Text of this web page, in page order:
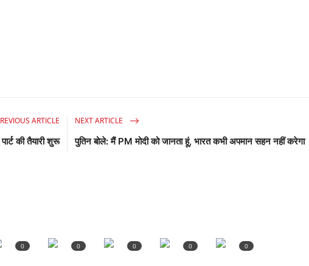
ARTICLE
की तैयारी शुरू
NEXT ARTICLE
पुतिन बोले: मैं PM मोदी को जानता हूं, भारत कभी अपमान सहन नहीं करेगा
0 0 0 0 0